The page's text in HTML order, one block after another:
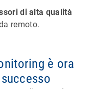
di alta qualità
remoto.
è ora